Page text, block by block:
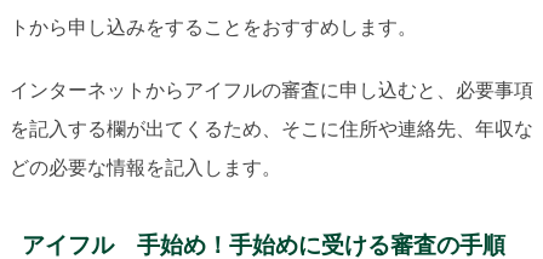
トから申し込みをすることをおすすめします。
インターネットからアイフルの審査に申し込むと、必要事項
を記入する欄が出てくるため、そこに住所や連絡先、年収な
どの必要な情報を記入します。
アイフル 手始め！手始めに受ける審査の手順